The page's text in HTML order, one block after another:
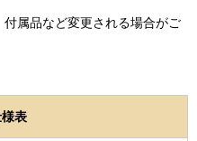
属品など変更される場合がご
表